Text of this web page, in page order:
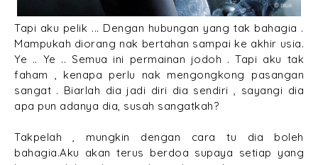
Tapi aku pelik ... Dengan hubungan yang tak bahagia .
Mampukah diorang nak bertahan sampai ke akhir usia.
Ye .. Ye .. Semua ini permainan jodoh . Tapi aku tak
faham , kenapa perlu nak mengongkong pasangan
sangat . Biarlah dia jadi diri dia sendiri , sayangi dia
apa pun adanya dia, susah sangatkah?
Takpelah , mungkin dengan cara tu dia boleh
bahagia.Aku akan terus berdoa supaya setiap yang